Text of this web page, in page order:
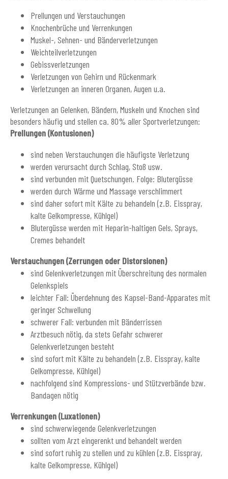
Prellungen und Verstauchungen
Knochenbrüche und Verrenkungen
Muskel-, Sehnen- und Bänderverletzungen
Weichteilverletzungen
Gebissverletzungen
Verletzungen von Gehirn und Rückenmark
Verletzungen an inneren Organen, Augen u.a.
Verletzungen an Gelenken, Bändern, Muskeln und Knochen sind
besonders häufig und stellen ca. 80% aller Sportverletzungen:
Prellungen (Kontusionen)
sind neben Verstauchungen die häufigste Verletzung
werden verursacht durch Schlag, Stoß usw.
sind verbunden mit Quetschungen. Folge: Blutergüsse
werden durch Wärme und Massage verschlimmert
sind daher sofort mit Kälte zu behandeln (z.B. Eisspray,
kalte Gelkompresse, Kühlgel)
Blutergüsse werden mit Heparin-haltigen Gels, Sprays,
Cremes behandelt
Verstauchungen (Zerrungen oder Distorsionen)
sind Gelenkverletzungen mit Überschreitung des normalen
Gelenkspiels
leichter Fall: Überdehnung des Kapsel-Band-Apparates mit
geringer Schwellung
schwerer Fall: verbunden mit Bänderrissen
Arztbesuch nötig, da stets Gefahr schwerer
Gelenkverletzungen besteht
sind sofort mit Kälte zu behandeln (z.B. Eisspray, kalte
Gelkompresse, Kühlgel)
nachfolgend sind Kompressions- und Stützverbände bzw.
Bandagen nötig
Verrenkungen (Luxationen)
sind schwerwiegende Gelenkverletzungen
sollten vom Arzt eingerenkt und behandelt werden
sind sofort ruhig zu stellen und zu kühlen (z.B. Eisspray,
kalte Gelkompresse, Kühlgel)